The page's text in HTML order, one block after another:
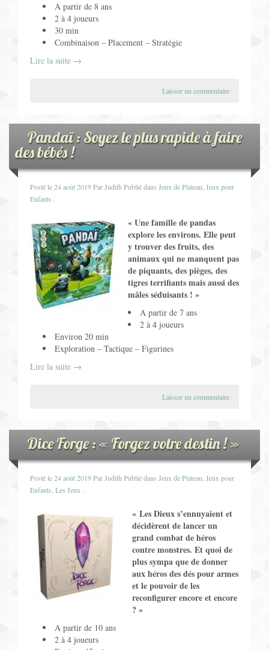
A partir de 8 ans
2 à 4 joueurs
30 min
Combinaison – Placement – Stratégie
Lire la suite →
Laisser un commentaire
Pandaï : Soyez le plus rapide à faire
des bébés !
Posté le24 août 2019ParJudith Publié dans Jeux de Plateau Jeux pour
Enfants
« Une famille de pandas
explore les environs. Elle peut
y trouver des fruits, des
animaux qui ne manquent pas
de piquants, des pièges, des
tigres terrifiants mais aussi des
mâles séduisants ! »
A partir de 7 ans
2 à 4 joueurs
Environ 20 min
Exploration – Tactique – Figurines
Lire la suite →
Laisser un commentaire
Dice Forge : « Forgez votre destin ! »
Posté le24 août 2019ParJudith Publié dans Jeux de Plateau Jeux pour
Enfants Les Jeux
« Les Dieux s’ennuyaient et
décidèrent de lancer un
grand combat de héros
contre monstres. Et quoi de
plus sympa que de donner
aux héros des dés pour armes
et le pouvoir de les
reconfigurer encore et encore
? »
A partir de 10 ans
2 à 4 joueurs